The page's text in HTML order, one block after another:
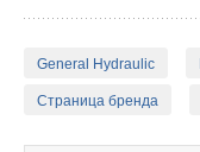
General Hydraulic
Страница бренда